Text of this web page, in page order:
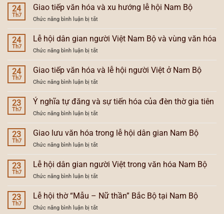
hướng
gian
hóa
và
lễ
hội
Bộ
24
Th7
Giao tiếp văn hóa và xu hướng lễ hội Nam Bộ
Chức năng bình luận bị tắtở
Giao
tiếp
văn
hóa
và
xu
Nam
Bộ
24
Th7
Lễ hội dân gian người Việt Nam Bộ và vùng văn hóa
Chức năng bình luận bị tắtở
Lễ
hội
gian
người
Việt
vùng
văn
24
Th7
Giao tiếp văn hóa và lễ hội người Việt ở Nam Bộ
Chức năng bình luận bị tắtở
Giao
tiếp
hóa
và
lễ
ở
Nam
23
Th7
Ý nghĩa tự đăng và sự tiến hóa của đèn thờ gia tiên
Chức năng bình luận bị tắtở
Ý
nghĩa
đăng
và
sự
đèn
thờ
23
Th7
Giao lưu văn hóa trong lễ hội dân gian Nam Bộ
Chức năng bình luận bị tắtở
Giao
lưu
văn
hóa
trong
lễ
23
Th7
Lễ hội dân gian người Việt trong văn hóa Nam Bộ
Chức năng bình luận bị tắtở
Lễ
hội
gian
23
Th7
Lễ hội thờ “Mẫu – Nữ thần” Bắc Bộ tại Nam Bộ
Chức năng bình luận bị tắtở